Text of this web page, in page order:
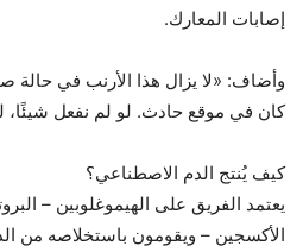
إصابات المعارك.
وأضاف: «لا يزال هذا الأرنب في حالة
كان في موقع حادث. لو لم نفعل شيئًا،
كيف يُنتج الدم الاصطناعي؟
يعتمد الفريق على الهيموغلوبين –
الأكسجين – ويقومون باستخلاصه من